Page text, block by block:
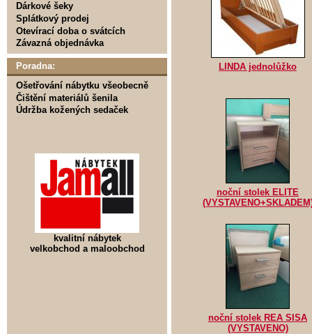
Dárkové šeky
Splátkový prodej
Otevírací doba o svátcích
Závazná objednávka
Poradna:
Ošetřování nábytku všeobecně
Čištění materiálů šenila
Údržba kožených sedaček
kvalitní nábytek
velkobchod a maloobchod
LINDA jednolůžko
noční stolek ELITE
noční stolek REA SISA
(VYSTAVENO)